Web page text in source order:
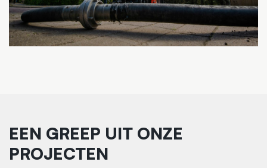
EEN GREEP UIT ONZE
PROJECTEN